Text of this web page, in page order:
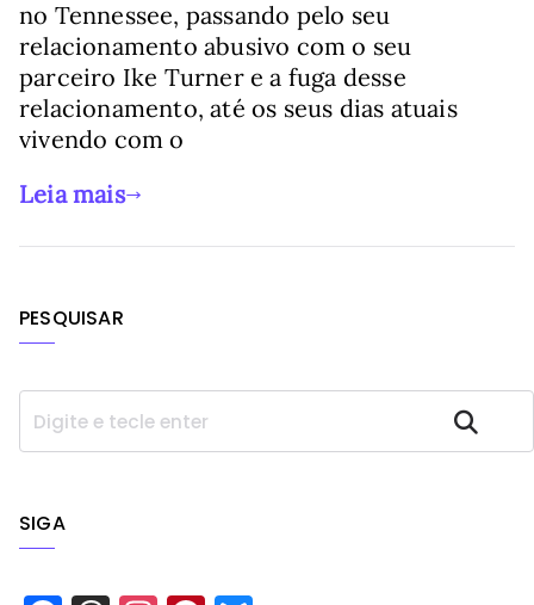
no Tennessee, passando pelo seu
relacionamento abusivo com o seu
parceiro Ike Turner e a fuga desse
relacionamento, até os seus dias atuais
vivendo com o
Leia mais
PESQUISAR
s
i
Pesquisar
SIGA